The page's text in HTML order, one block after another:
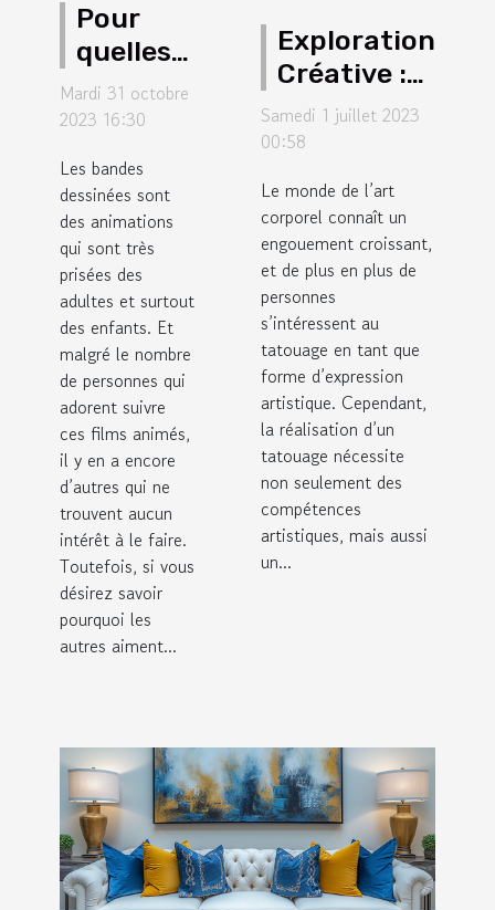
Pour
quelles
raisons
devez-
regarder
un
dessin
animé ?
Mardi 31 octobre
2023 16:30
Les bandes
dessinées sont
des animations
qui sont très
prisées des
adultes et surtout
des enfants. Et
malgré le nombre
de personnes qui
adorent suivre
ces films animés,
il y en a encore
d’autres qui ne
trouvent aucun
intérêt à le faire.
Toutefois, si vous
désirez savoir
pourquoi les
autres aiment...
Exploration
Créative :
Kit de
Tatouage
artistes en
herbe
Samedi 1 juillet 2023
00:58
Le monde de l’art
corporel connaît un
engouement croissant,
et de plus en plus de
personnes
s’intéressent au
tatouage en tant que
forme d’expression
artistique. Cependant,
la réalisation d’un
tatouage nécessite
non seulement des
compétences
artistiques, mais aussi
un...